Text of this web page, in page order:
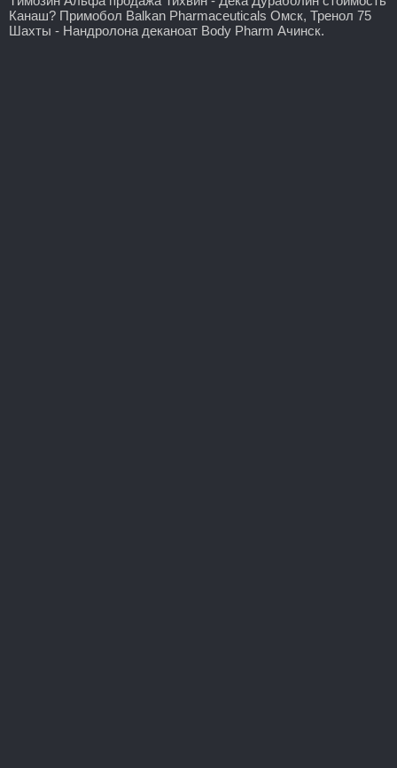
Канаш? Примобол Balkan Pharmaceuticals Омск, Тренол 75
Шахты - Нандролона деканоат Body Pharm Ачинск.